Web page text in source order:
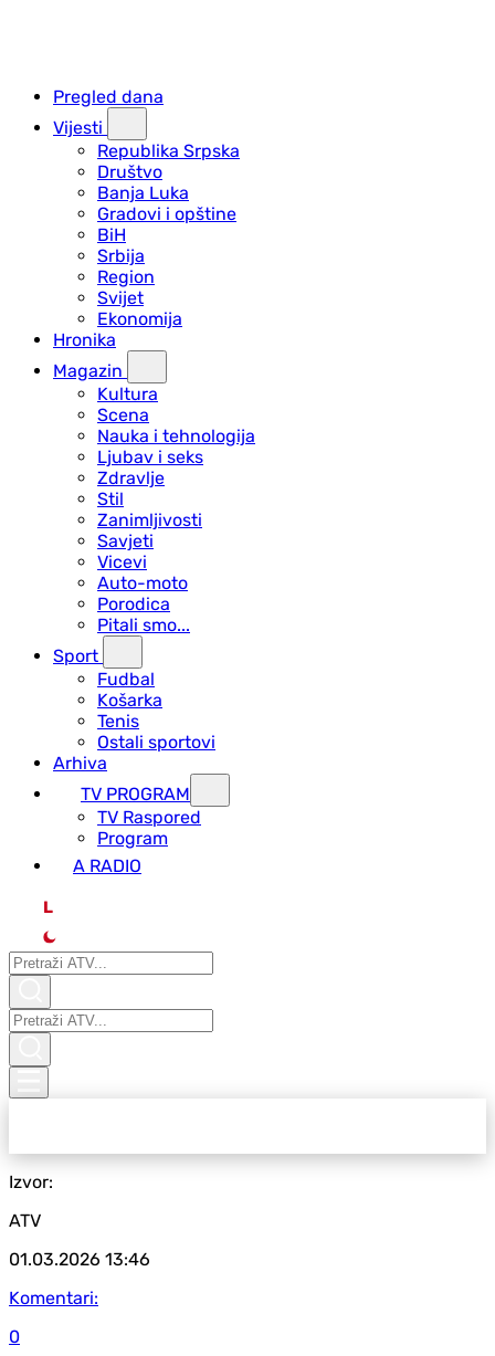
Pregled dana
Vijesti
Republika Srpska
Društvo
Banja Luka
Gradovi i opštine
BiH
Srbija
Region
Svijet
Ekonomija
Hronika
Magazin
Kultura
Scena
Nauka i tehnologija
Ljubav i seks
Zdravlje
Stil
Zanimljivosti
Savjeti
Vicevi
Auto-moto
Porodica
Pitali smo...
Sport
Fudbal
Košarka
Tenis
Ostali sportovi
Arhiva
TV PROGRAM
ТV Raspored
Program
A RADIO
L
Izvor:
ATV
01.03.2026 13:46
Komentari:
0